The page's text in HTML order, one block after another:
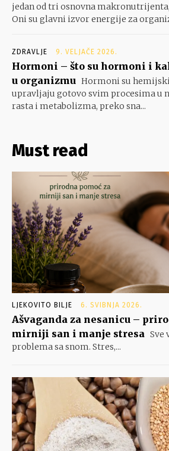
jedan od tri osnovna
Oni su glavni izvor energije za
ZDRAVLJE 9. VELJAČE 2026.
Hormoni – što su hormoni i
u organizmu Hormoni su
upravljaju gotovo svim procesima u
rasta i metabolizma, preko sna...
Must read
LJEKOVITO BILJE 6. SVIBNJA 2026.
Ašvaganda za nesanicu –
mirniji san i manje stresa Sve
problema sa snom. Stres,...